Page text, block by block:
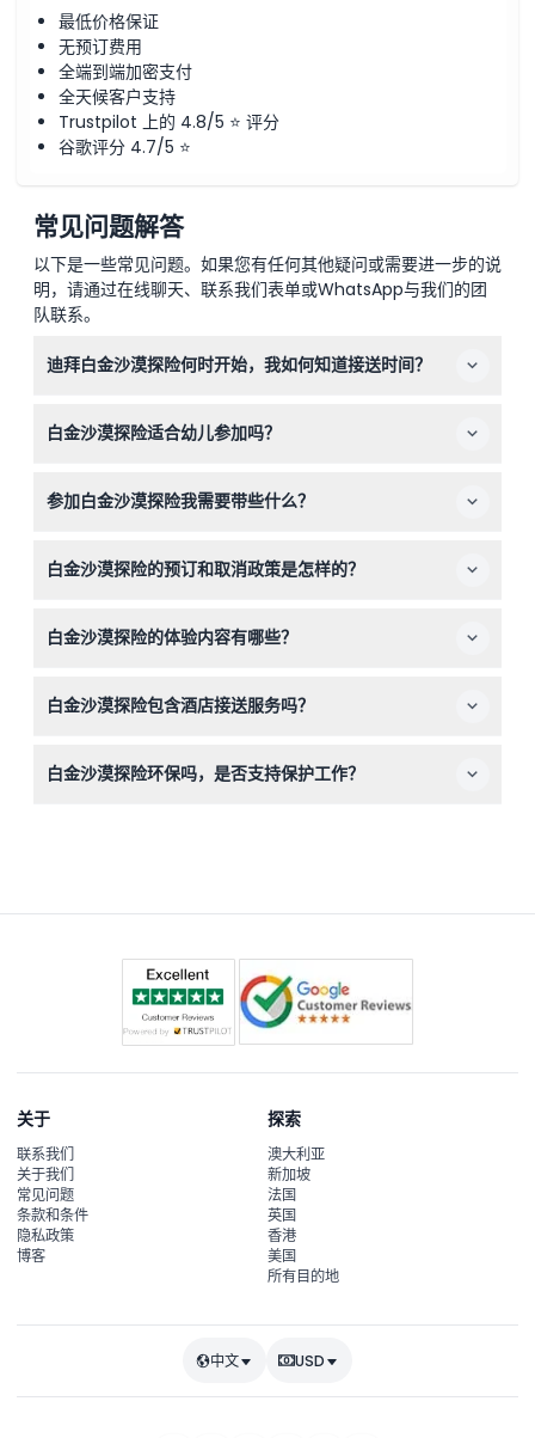
最低价格保证
无预订费用
全端到端加密支付
全天候客户支持
Trustpilot 上的 4.8/5 ⭐ 评分
谷歌评分 4.7/5 ⭐
常见问题解答
以下是一些常见问题。如果您有任何其他疑问或需要进一步的说
明，请通过在线聊天、联系我们表单或WhatsApp与我们的团
队联系。
迪拜白金沙漠探险何时开始，我如何知道接送时间？
送时间将在探险当天中午左右确认（如有变动，请在预订时
白金沙漠探险适合幼儿参加吗？
舒适需预订私家车。
参加白金沙漠探险我需要带些什么？
锈钢水瓶作为体验的一部分。
白金沙漠探险的预订和取消政策是怎样的？
将全额退款但扣除接送费用。24小时内取消或爽约将收取
白金沙漠探险的体验内容有哪些？
沙漠保护区，观察本地野生动植物，了解沙漠植物及保护工
白金沙漠探险包含酒店接送服务吗？
车则可享私家接送。
白金沙漠探险环保吗，是否支持保护工作？
关于
联系我们
关于我们
常见问题
条款和条件
隐私政策
博客
探索
澳大利亚
新加坡
法国
英国
香港
美国
所有目的地
中文 USD